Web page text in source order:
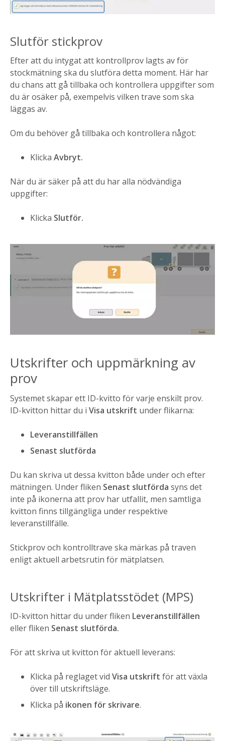
Slutför stickprov
Efter att du intygat att kontrollprov lagts av för
stockmätning ska du slutföra detta moment. Här har
du chans att gå tillbaka och kontrollera uppgifter som
du är osäker på, exempelvis vilken trave som ska
läggas av.
Om du behöver gå tillbaka och kontrollera något:
Klicka Avbryt.
När du är säker på att du har alla nödvändiga
uppgifter:
Klicka Slutför.
Utskrifter och uppmärkning av
prov
Systemet skapar ett ID-kvitto för varje enskilt prov.
ID-kvitton hittar du i Visa utskrift under flikarna:
Leveranstillfällen
Senast slutförda
Du kan skriva ut dessa kvitton både under och efter
mätningen. Under fliken Senast slutförda syns det
inte på ikonerna att prov har utfallit, men samtliga
kvitton finns tillgängliga under respektive
leveranstillfälle.
Stickprov och kontrolltrave ska märkas på traven
enligt aktuell arbetsrutin för mätplatsen.
Utskrifter i Mätplatsstödet (MPS)
ID-kvitton hittar du under fliken Leveranstillfällen
eller fliken Senast slutförda.
För att skriva ut kvitton för aktuell leverans:
Klicka på reglaget vid Visa utskrift för att växla
över till utskriftsläge.
Klicka på ikonen för skrivare.